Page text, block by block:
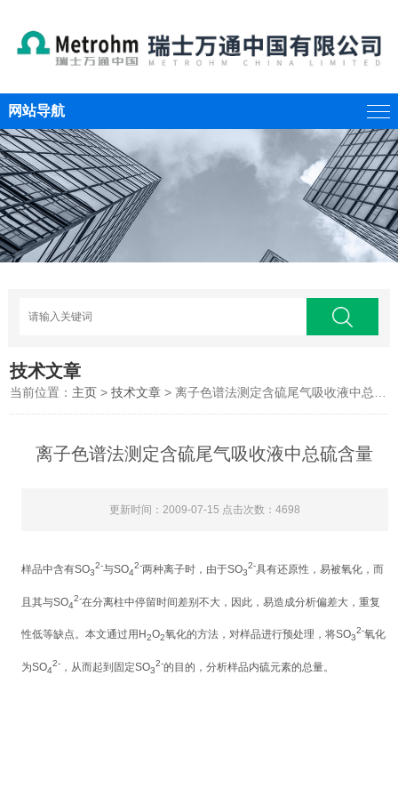
网站导航
技术文章
当前位置： 主页 >技术文章 > 离子色谱法测定含硫尾气吸收液中总硫含量
离子色谱法测定含硫尾气吸收液中总硫含量
更新时间：2009-07-15 点击次数：4698
样品中含有SO3
2-与SO4
2-两种离子时，由于SO3
2-具有还原性，易被氧化，而
且其与SO4
2-在分离柱中停留时间差别不大，因此，易造成分析偏差大，重复
性低等缺点。本文通过用 H2O2氧化的方法，对样品进行预处理，将SO3
2-氧化
为SO4
2-，从而起到固定SO3
2-的目的，分析样品内硫元素的总量。